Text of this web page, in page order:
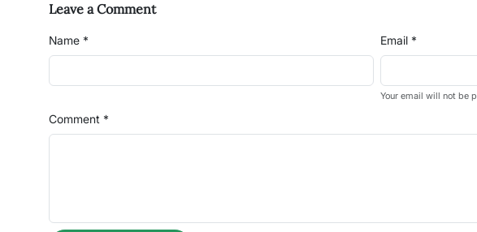
Leave a Comment
Name * Email *
Your email will not be
Comment *